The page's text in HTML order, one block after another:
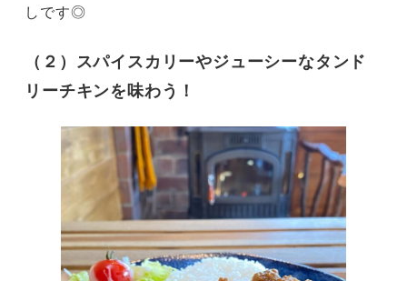
しです◎
（２）スパイスカリーやジューシーなタンド
リーチキンを味わう！